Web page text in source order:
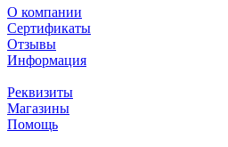
О компании
Сертификаты
Отзывы
Информация
Реквизиты
Магазины
Помощь